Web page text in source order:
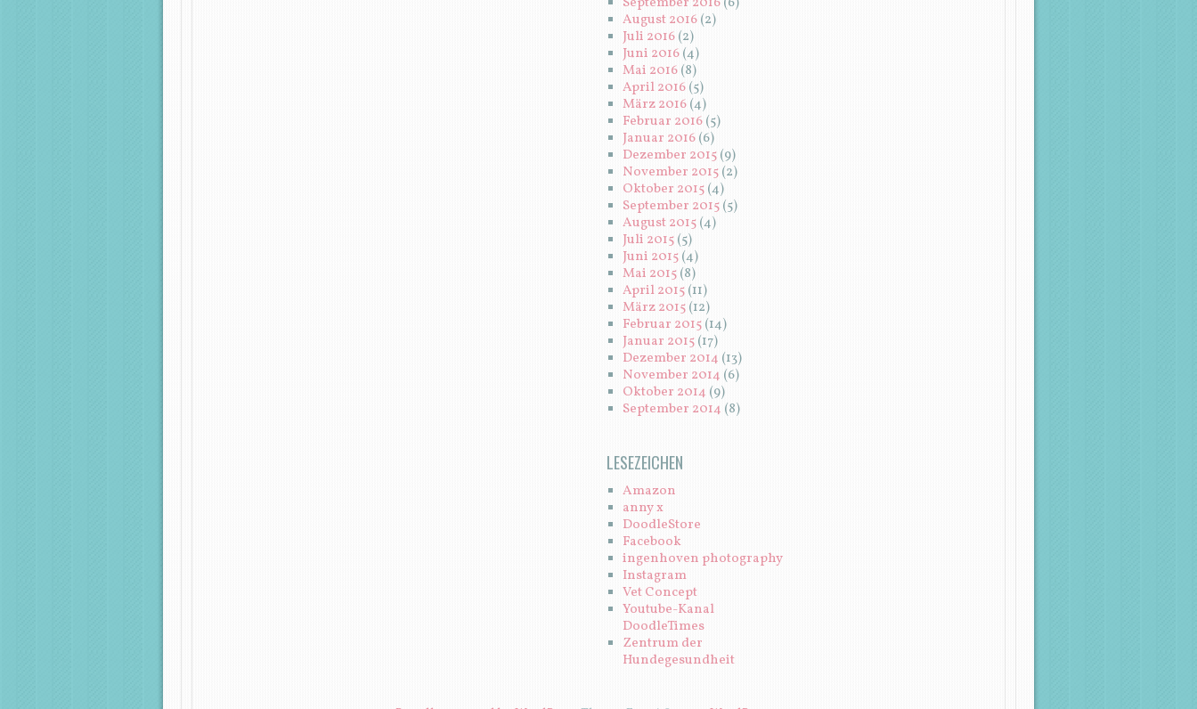
August 2016(2)
Juli 2016(2)
Juni 2016(4)
Mai 2016(8)
April 2016(5)
März 2016(4)
Februar 2016(5)
Januar 2016(6)
Dezember 2015(9)
November 2015(2)
Oktober 2015(4)
September 2015(5)
August 2015(4)
Juli 2015(5)
Juni 2015(4)
Mai 2015(8)
April 2015(11)
März 2015(12)
Februar 2015(14)
Januar 2015(17)
Dezember 2014 (13)
November 2014 (6)
Oktober 2014 (9)
September 2014 (8)
LESEZEICHEN
Amazon
anny x
DoodleStore
Facebook
ingenhoven photography
Instagram
Vet Concept
Youtube-Kanal
DoodleTimes
Zentrum der
Hundegesundheit